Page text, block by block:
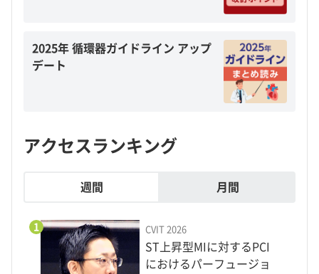
2025年 循環器ガイドライン アップ
デート
アクセスランキング
週間 月間
1 CVIT 2026
ST上昇型MIに対するPCI
におけるパーフュージョ